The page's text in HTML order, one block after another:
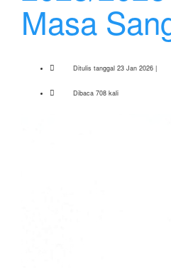
Masa
Ditulis tanggal 23 Jan 2026 |
Dibaca 708 kali